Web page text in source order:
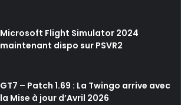
Microsoft Flight Simulator 2024
maintenant dispo sur PSVR2
GT7 – Patch 1.69 : La Twingo arrive avec
la Mise à jour d’Avril 2026